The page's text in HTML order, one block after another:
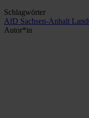
Schlagwörter
AfD Sachsen-Anhalt
Autor*in